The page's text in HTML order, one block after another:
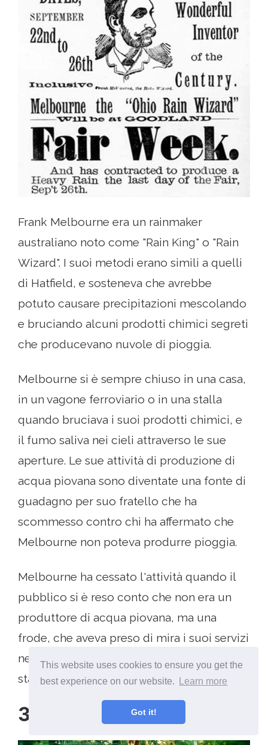
This website uses cookies to ensure you get the
best experience on our website.
Learn more
Got it!
Frank Melbourne era un rainmaker
australiano noto come "Rain King" o "Rain
Wizard". I suoi metodi erano simili a quelli
di Hatfield, e sosteneva che avrebbe
potuto causare precipitazioni mescolando
e bruciando alcuni prodotti chimici segreti
che producevano nuvole di pioggia.
Melbourne si è sempre chiuso in una casa,
in un vagone ferroviario o in una stalla
quando bruciava i suoi prodotti chimici, e
il fumo saliva nei cieli attraverso le sue
aperture. Le sue attività di produzione di
acqua piovana sono diventate una fonte di
guadagno per suo fratello che ha
scommesso contro chi ha affermato che
Melbourne non poteva produrre pioggia.
Melbourne ha cessato l'attività quando il
pubblico si è reso conto che non era un
produttore di acqua piovana, ma una
frode, che aveva preso di mira i suoi servizi
nelle città dove le precipitazioni erano già
state previste.
3Rain Dance